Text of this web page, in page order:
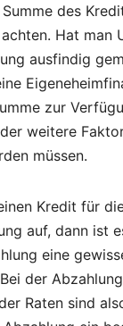
des
Hat man
ausfindig
zur
weitere
müssen.
Kredit für
auf, dann ist
eine
der
Raten sind